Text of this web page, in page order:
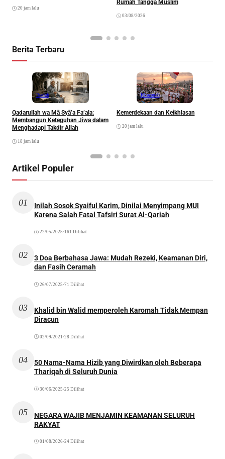
20 jam lalu
Rumah Tangga Muslim
03/08/2026
Berita Terbaru
Ibadah
Qadarullah wa Mā Syā’a Fa’ala:
Membangun Keteguhan Jiwa dalam
Menghadapi Takdir Allah
18 jam lalu
Khazanah
Kemerdekaan dan Keikhlasan
20 jam lalu
Artikel Populer
01
Inilah Sosok Syaiful Karim, Dinilai Menyimpang MUI
Karena Salah Fatal Tafsiri Surat Al-Qariah
22/05/2025 •161 Dilihat
02
3 Doa Berbahasa Jawa: Mudah Rezeki, Keamanan Diri,
dan Fasih Ceramah
26/07/2025 •71 Dilihat
03
Khalid bin Walid memperoleh Karomah Tidak Mempan
Diracun
02/09/2021 •28 Dilihat
04
50 Nama-Nama Hizib yang Diwirdkan oleh Beberapa
Thariqah di Seluruh Dunia
30/06/2025 •25 Dilihat
05
NEGARA WAJIB MENJAMIN KEAMANAN SELURUH
RAKYAT
01/08/2026•24 Dilihat